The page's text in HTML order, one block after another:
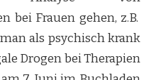
bei Frauen gehen, z.B.
als psychisch krank
Drogen bei Therapien